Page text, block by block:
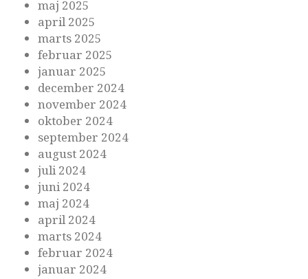
maj 2025
april 2025
marts 2025
februar 2025
januar 2025
december 2024
november 2024
oktober 2024
september 2024
august 2024
juli 2024
juni 2024
maj 2024
april 2024
marts 2024
februar 2024
januar 2024